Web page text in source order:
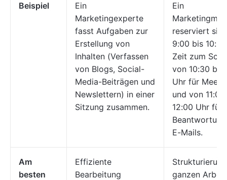
Beispiel
Ein
Marketingexperte
fasst Aufgaben zur
Erstellung von
Inhalten (Verfassen
von Blogs, Social-
Media-Beiträgen und
Newslettern) in einer
Sitzung zusammen.
Ein
reserviert
9:00 bis
Zeit zum
von 10:30 bis
Uhr für
und von
12:00 Uhr für
E-Mails.
Am
besten
Effiziente
Bearbeitung
ganzen